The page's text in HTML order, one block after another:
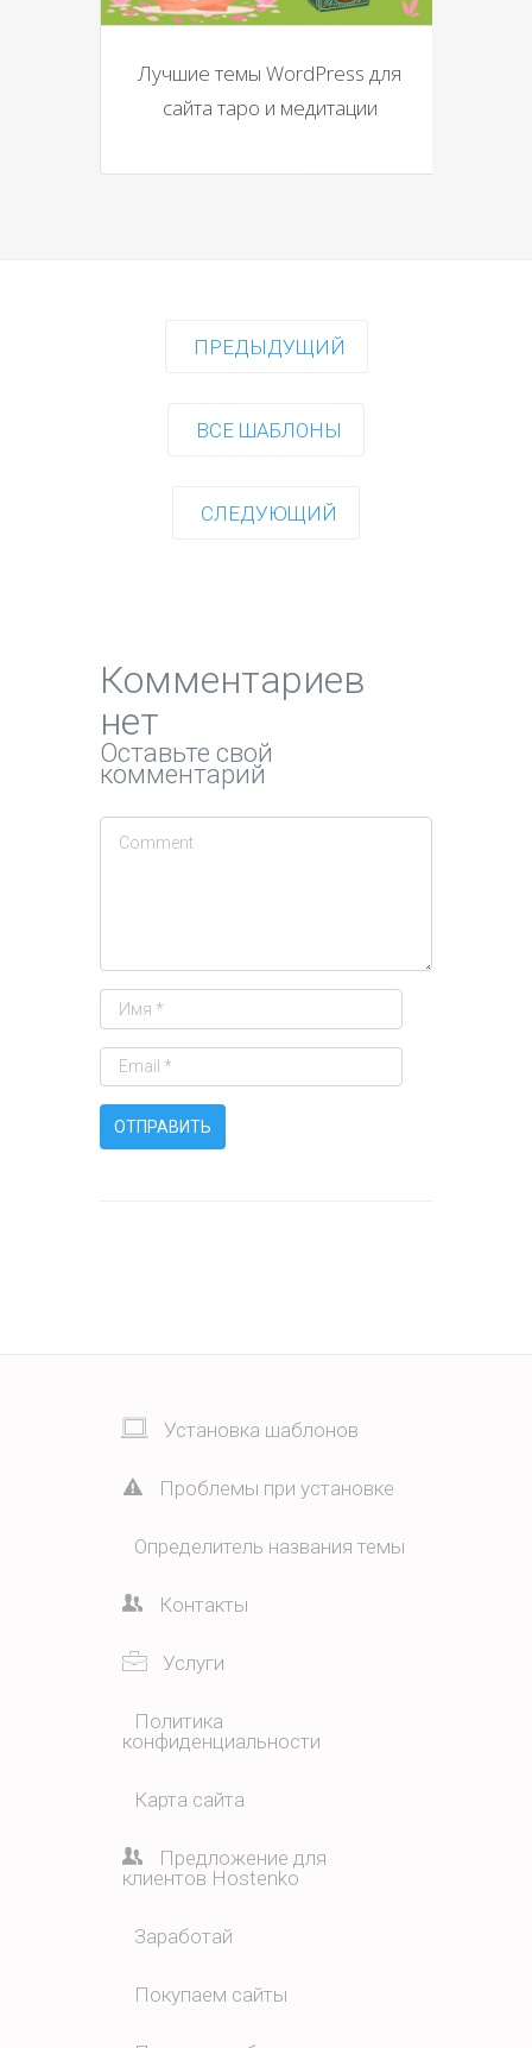
Лучшие темы WordPress для
сайта таро и медитации
ПРЕДЫДУЩИЙ
ВСЕ ШАБЛОНЫ
СЛЕДУЮЩИЙ
Комментариев
нет
Оставьте свой
комментарий
Установка шаблонов
Проблемы при установке
Определитель названия темы
Контакты
Услуги
Политика
конфиденциальности
Карта сайта
Предложение для
клиентов Hostenko
Заработай
Покупаем сайты